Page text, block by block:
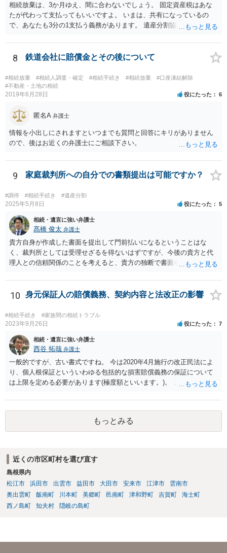
相続放棄は、3か月ゆえ、間に合わないでしょう。 固定資産税はあな
たが代わって支払ってもいいですよ。 いまは、共有になっているの
で、あなたも3分の1支払う義務があります。 遺産分割協議をして、不
払い義務があります。
8 鉄道会社に賠償金とその後について
#相続放棄 #相続人調査・確定 #相続手続き #相続放棄
#口座凍結解除
#不動産・土地の相続
2019年6月28日 役にたった 6
匿名A 弁護士
情報を小出しにされますといつまでも質問と回答にキリがありません
ので、後はお近くの弁護士にご相談下さい。
9 家庭裁判所への自分での書類提出は可能ですか？
#調停 #相続手続き #遺産分割
2025年5月8日 役にたった 5
相続・遺言に強い弁護士
髙橋 俊太 弁護士
貴方自身が作成した書面を提出して門前払いになるということはな
く、裁判所としては受理せざるを得ないはずですが、今後の貴方と代
理人との信頼関係のことを考えると、貴方の独断で書面を提出したり
士が主張書面の提出を渋っているようですが、弁護士として提出の実
益がないと考えている可能性もあると思いますので、そのあたりも含
めて、弁護士見解を確認等するためによく打ち合わせた方がよいと思
います。単に面倒臭いということで書面提出をしないということであ
れば、当該弁護士との委任関係を修了した上で、貴方のほうで書面提
出することを検討なさった方がよいでしょう。
10 身元保証人の賠償義務、契約内容と法改正の影響
#相続手続き #家族間の相続トラブル
2023年9月26日 役にたった 7
相続・遺言に強い弁護士
西谷 拓哉 弁護士
一般的ですが、古い書式ですね。 今は2020年4月施行の改正民法によ
り、個人根保証といういわゆる包括的な損害賠償義務の保証について
は上限を定める必要があります(極度額といいます。)。 この書式にサ
り、会社側は請求できない可能性が高そうです。
もっとみる
近くの市区町村を選び直す
島根県内
松江市
浜田市 出雲市 益田市 大田市 安来市 江津市
雲南市
奥出雲町
飯南町 川本町 美郷町 邑南町 津和野町 吉賀町
海士町
西ノ島町
知夫村 隠岐の島町